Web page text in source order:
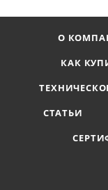
О
КАК
СТАТЬИ